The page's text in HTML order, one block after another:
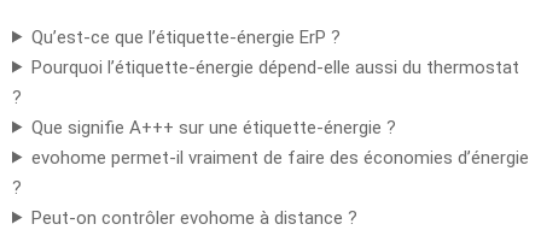
Qu’est-ce que l’étiquette-énergie ErP ?
Pourquoi l’étiquette-énergie dépend-elle aussi du thermostat
?
Que signifie A+++ sur une étiquette-énergie ?
evohome permet-il vraiment de faire des économies d’énergie
?
Peut-on contrôler evohome à distance ?